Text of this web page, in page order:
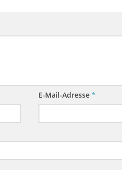
E-Mail-Adresse*